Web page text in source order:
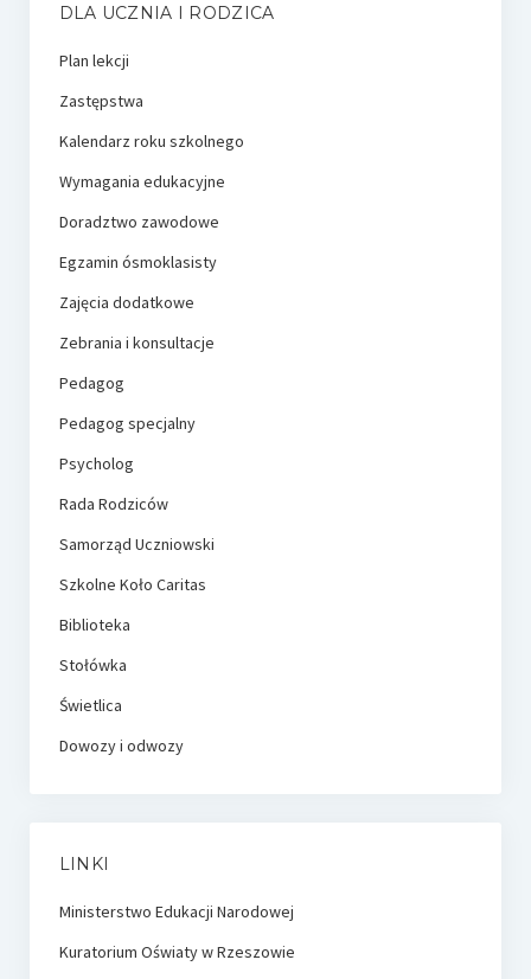
DLA UCZNIA I RODZICA
Plan lekcji
Zastępstwa
Kalendarz roku szkolnego
Wymagania edukacyjne
Doradztwo zawodowe
Egzamin ósmoklasisty
Zajęcia dodatkowe
Zebrania i konsultacje
Pedagog
Pedagog specjalny
Psycholog
Rada Rodziców
Samorząd Uczniowski
Szkolne Koło Caritas
Biblioteka
Stołówka
Świetlica
Dowozy i odwozy
LINKI
Ministerstwo Edukacji Narodowej
Kuratorium Oświaty w Rzeszowie